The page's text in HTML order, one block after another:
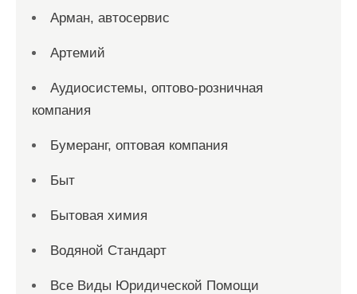
Арман, автосервис
Артемий
Аудиосистемы, оптово-розничная
компания
Бумеранг, оптовая компания
Быт
Бытовая химия
Водяной Стандарт
Все Виды Юридической Помощи